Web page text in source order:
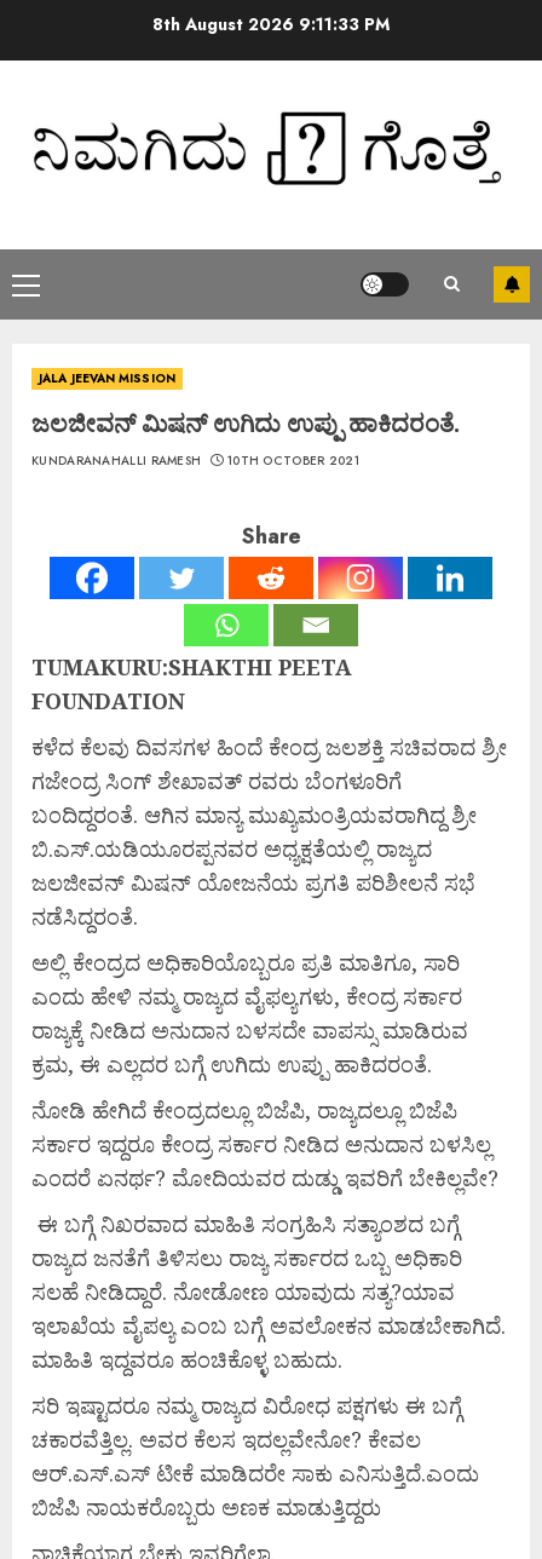
8th August 2026 9:11:33 PM
JALA JEEVAN MISSION
ಜಲಜೀವನ್ ಮಿಷನ್ ಉಗಿದು ಉಪ್ಪು ಹಾಕಿದರಂತೆ.
KUNDARANAHALLI RAMESH 10TH OCTOBER 2021
Share
TUMAKURU:SHAKTHI PEETA
FOUNDATION
ಕಳೆದ ಕೆಲವು ದಿವಸಗಳ ಹಿಂದೆ ಕೇಂದ್ರ ಜಲಶಕ್ತಿ ಸಚಿವರಾದ ಶ್ರೀ
ಗಜೇಂದ್ರ ಸಿಂಗ್ ಶೇಖಾವತ್ ರವರು ಬೆಂಗಳೂರಿಗೆ
ಬಂದಿದ್ದರಂತೆ. ಆಗಿನ ಮಾನ್ಯ ಮುಖ್ಯಮಂತ್ರಿಯವರಾಗಿದ್ದ ಶ್ರೀ
ಬಿ.ಎಸ್.ಯಡಿಯೂರಪ್ಪನವರ ಅಧ್ಯಕ್ಷತೆಯಲ್ಲಿ ರಾಜ್ಯದ
ಜಲಜೀವನ್ ಮಿಷನ್ ಯೋಜನೆಯ ಪ್ರಗತಿ ಪರಿಶೀಲನೆ ಸಭೆ
ನಡೆಸಿದ್ದರಂತೆ.
ಅಲ್ಲಿ ಕೇಂದ್ರದ ಅಧಿಕಾರಿಯೊಬ್ಬರೂ ಪ್ರತಿ ಮಾತಿಗೂ, ಸಾರಿ
ಎಂದು ಹೇಳಿ ನಮ್ಮ ರಾಜ್ಯದ ವೈಫಲ್ಯಗಳು, ಕೇಂದ್ರ ಸರ್ಕಾರ
ರಾಜ್ಯಕ್ಕೆ ನೀಡಿದ ಅನುದಾನ ಬಳಸದೇ ವಾಪಸ್ಸು ಮಾಡಿರುವ
ಕ್ರಮ, ಈ ಎಲ್ಲದರ ಬಗ್ಗೆ ಉಗಿದು ಉಪ್ಪು ಹಾಕಿದರಂತೆ.
ನೋಡಿ ಹೇಗಿದೆ ಕೇಂದ್ರದಲ್ಲೂ ಬಿಜೆಪಿ, ರಾಜ್ಯದಲ್ಲೂ ಬಿಜೆಪಿ
ಸರ್ಕಾರ ಇದ್ದರೂ ಕೇಂದ್ರ ಸರ್ಕಾರ ನೀಡಿದ ಅನುದಾನ ಬಳಸಿಲ್ಲ
ಎಂದರೆ ಏನರ್ಥ? ಮೋದಿಯವರ ದುಡ್ಡು ಇವರಿಗೆ ಬೇಕಿಲ್ಲವೇ?
ಈ ಬಗ್ಗೆ ನಿಖರವಾದ ಮಾಹಿತಿ ಸಂಗ್ರಹಿಸಿ ಸತ್ಯಾಂಶದ ಬಗ್ಗೆ
ರಾಜ್ಯದ ಜನತೆಗೆ ತಿಳಿಸಲು ರಾಜ್ಯ ಸರ್ಕಾರದ ಒಬ್ಬ ಅಧಿಕಾರಿ
ಸಲಹೆ ನೀಡಿದ್ದಾರೆ. ನೋಡೋಣ ಯಾವುದು ಸತ್ಯ?ಯಾವ
ಇಲಾಖೆಯ ವೈಪಲ್ಯ ಎಂಬ ಬಗ್ಗೆ ಅವಲೋಕನ ಮಾಡಬೇಕಾಗಿದೆ.
ಮಾಹಿತಿ ಇದ್ದವರೂ ಹಂಚಿಕೊಳ್ಳ ಬಹುದು.
ಸರಿ ಇಷ್ಟಾದರೂ ನಮ್ಮ ರಾಜ್ಯದ ವಿರೋಧ ಪಕ್ಷಗಳು ಈ ಬಗ್ಗೆ
ಚಕಾರವೆತ್ತಿಲ್ಲ. ಅವರ ಕೆಲಸ ಇದಲ್ಲವೇನೋ? ಕೇವಲ
ಆರ್.ಎಸ್.ಎಸ್ ಟೀಕೆ ಮಾಡಿದರೇ ಸಾಕು ಎನಿಸುತ್ತಿದೆ.ಎಂದು
ಬಿಜೆಪಿ ನಾಯಕರೊಬ್ಬರು ಅಣಕ ಮಾಡುತ್ತಿದ್ದರು
ನಾಚಿಕೆಯಾಗ ಬೇಕು ಇವರಿಗೆಲ್ಲಾ.